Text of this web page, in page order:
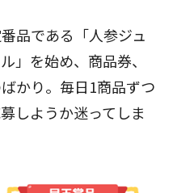
品である「人参ジュ
」を始め、商品券、
かり。毎日1商品ずつ
しようか迷ってしま